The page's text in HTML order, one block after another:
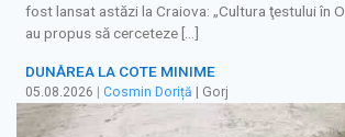
fost lansat astăzi la Craiova: „Cultura ţestului în
au propus să cerceteze […]
DUNĂREA LA COTE MINIME
05.08.2026 | Cosmin Doriță | Gorj